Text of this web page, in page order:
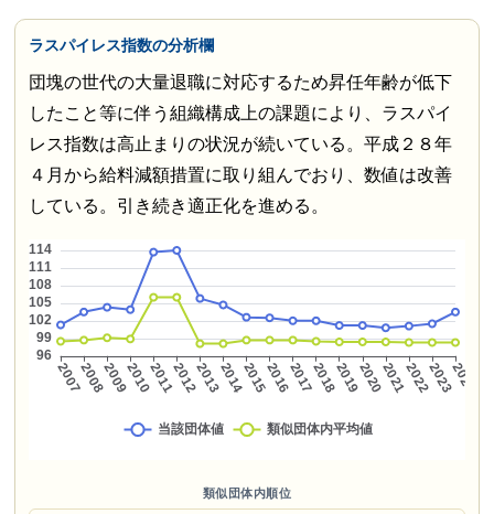
ラスパイレス指数の分析欄
団塊の世代の大量退職に対応するため昇任年齢が低下
したこと等に伴う組織構成上の課題により、ラスパイ
レス指数は高止まりの状況が続いている。平成２８年
４月から給料減額措置に取り組んでおり、数値は改善
している。引き続き適正化を進める。
類似団体内順位